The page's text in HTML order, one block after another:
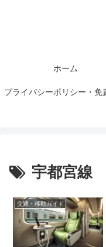
ホーム
プライバシーポリシー・免
宇都宮線
交通・移動ガイド